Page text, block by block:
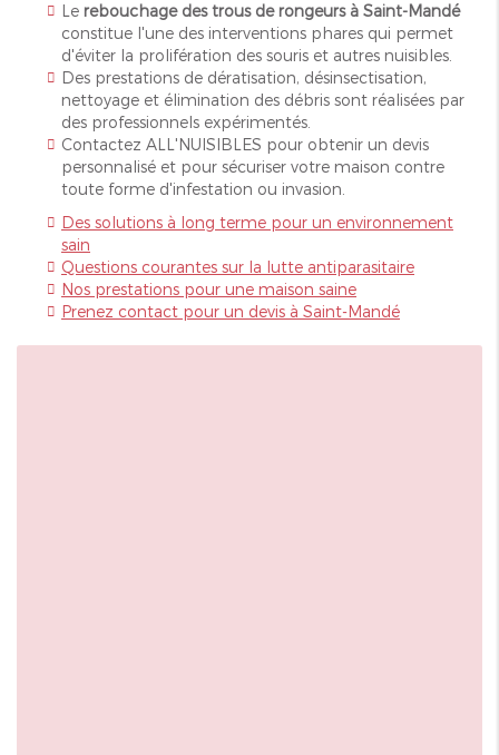
Le rebouchage des trous de rongeurs à Saint-Mandé
constitue l'une des interventions phares qui permet
d'éviter la prolifération des souris et autres nuisibles.
Des prestations de dératisation, désinsectisation,
nettoyage et élimination des débris sont réalisées par
des professionnels expérimentés.
Contactez ALL'NUISIBLES pour obtenir un devis
personnalisé et pour sécuriser votre maison contre
toute forme d'infestation ou invasion.
Des solutions à long terme pour un environnement
sain
Questions courantes sur la lutte antiparasitaire
Nos prestations pour une maison saine
Prenez contact pour un devis à Saint-Mandé